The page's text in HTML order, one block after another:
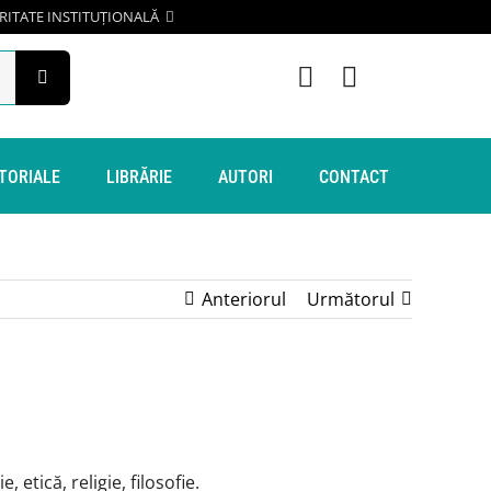
INSTITUȚIONALĂ
LIBRĂRIE AUTORI CONTACT
Anteriorul Următorul
etică, religie, filosofie.